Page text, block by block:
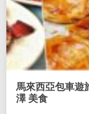
馬來西亞包車遊
澤 美食